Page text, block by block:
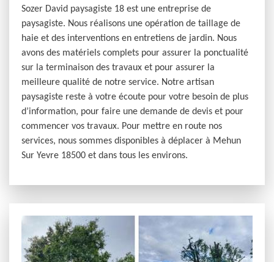
Sozer David paysagiste 18 est une entreprise de
paysagiste. Nous réalisons une opération de taillage de
haie et des interventions en entretiens de jardin. Nous
avons des matériels complets pour assurer la ponctualité
sur la terminaison des travaux et pour assurer la
meilleure qualité de notre service. Notre artisan
paysagiste reste à votre écoute pour votre besoin de plus
d’information, pour faire une demande de devis et pour
commencer vos travaux. Pour mettre en route nos
services, nous sommes disponibles à déplacer à Mehun
Sur Yevre 18500 et dans tous les environs.